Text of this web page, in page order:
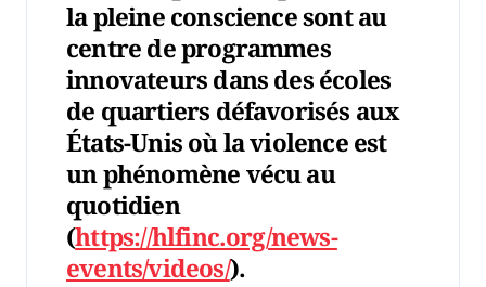
la pleine conscience sont au
centre de programmes
innovateurs dans des écoles
de quartiers défavorisés aux
États-Unis où la violence est
un phénomène vécu au
quotidien
(https://hlfinc.org/news-
events/videos/).